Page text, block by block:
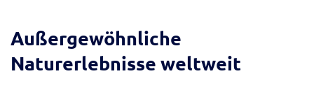
Außergewöhnliche
Naturerlebnisse weltweit